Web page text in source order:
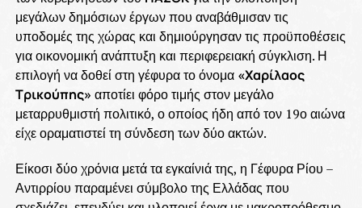
μεγάλων δημόσιων έργων που αναβάθμισαν τις
υποδομές της χώρας και δημιούργησαν τις προϋποθέσεις
για οικονομική ανάπτυξη και περιφερειακή σύγκλιση. Η
επιλογή να δοθεί στη γέφυρα το όνομα «Χαρίλαος
Τρικούπης» αποτίει φόρο τιμής στον μεγάλο
μεταρρυθμιστή πολιτικό, ο οποίος ήδη από τον 19ο αιώνα
είχε οραματιστεί τη σύνδεση των δύο ακτών.
Είκοσι δύο χρόνια μετά τα εγκαίνιά της, η Γέφυρα Ρίου –
Αντιρρίου παραμένει σύμβολο της Ελλάδας που